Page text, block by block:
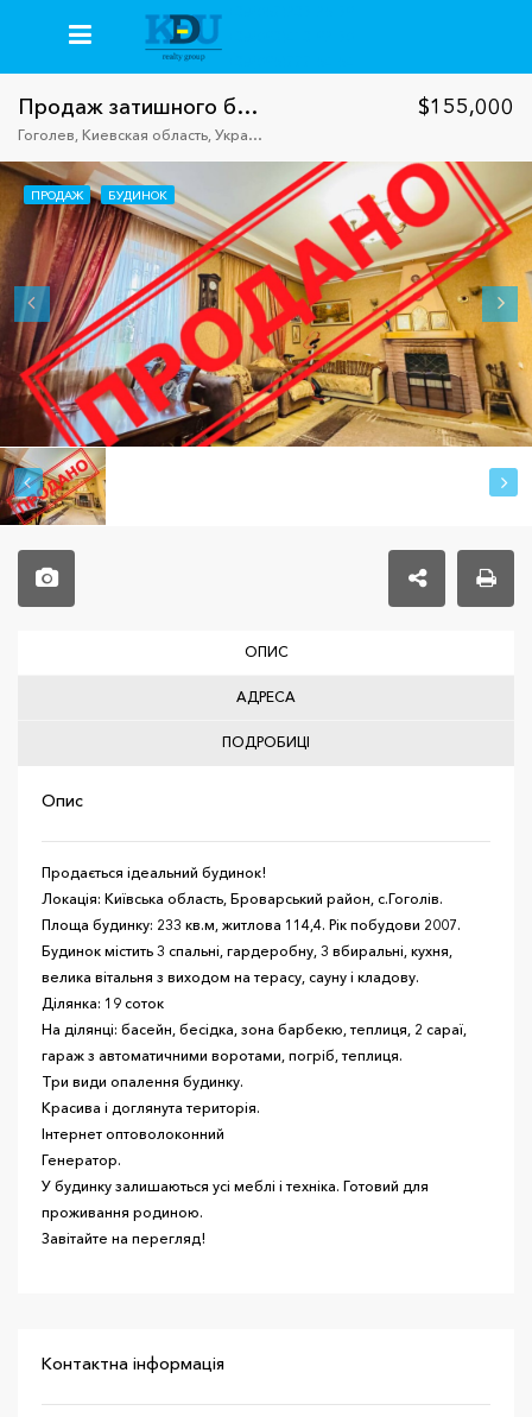
Продаж затишного будинку в Броварському р-ні
Гоголев, Киевская область, Украина, 07452
$155,000
ПРОДАЖ БУДИНОК
ОПИС
АДРЕСА
ПОДРОБИЦІ
Опис
Продається ідеальний будинок!
Локація: Київська область, Броварський район, с.Гоголів.
Площа будинку: 233 кв.м, житлова 114,4. Рік побудови 2007.
Будинок містить 3 спальні, гардеробну, 3 вбиральні, кухня,
велика вітальня з виходом на терасу, сауну і кладову.
Ділянка: 19 соток
На ділянці: басейн, бесідка, зона барбекю, теплиця, 2 сараї,
гараж з автоматичними воротами, погріб, теплиця.
Три види опалення будинку.
Красива і доглянута територія.
Інтернет оптоволоконний
Генератор.
У будинку залишаються усі меблі і техніка. Готовий для
проживання родиною.
Завітайте на перегляд!
Контактна інформація